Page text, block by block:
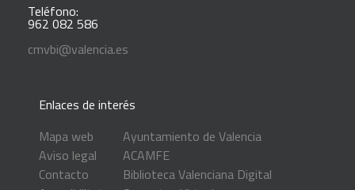
Teléfono:
962 082 586
cmvbi@valencia.es
Enlaces de interés
Mapa web
Aviso legal
Contacto
Ayuntamiento de Valencia
ACAMFE
Biblioteca Valenciana Digital